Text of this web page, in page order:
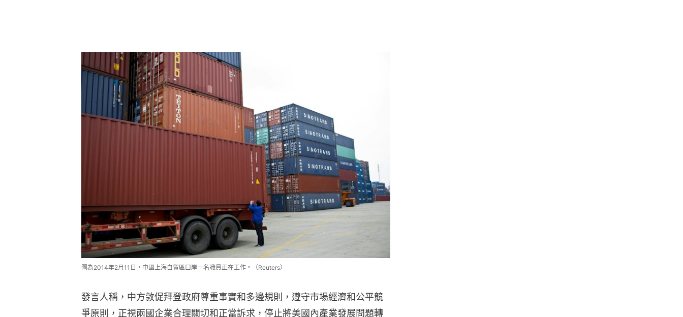
圖為2014年2月11日，中國上海自貿區口岸一名職員正在工作。（Reuters）
發言人稱，中方敦促拜登政府尊重事實和多邊規則，遵守市場經濟和公平競
爭原則，正視兩國企業合理關切和正當訴求，停止將美國內產業發展問題轉